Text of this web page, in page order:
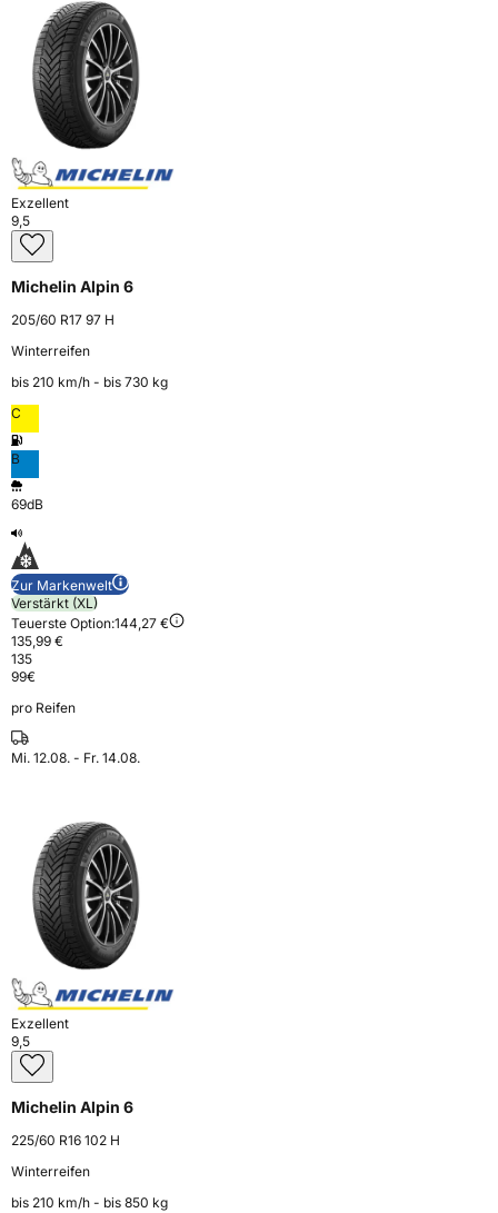
Exzellent
9,5
Michelin Alpin 6
205/60 R17 97 H
Winterreifen
bis 210 km⁠/⁠h - bis 730 kg
C
B
69dB
Zur Markenwelt
Verstärkt (XL)
Teuerste Option:144,27 €
135,99 €
135
99€
pro Reifen
Mi. 12.08. - Fr. 14.08.
Exzellent
9,5
Michelin Alpin 6
225/60 R16 102 H
Winterreifen
bis 210 km⁠/⁠h - bis 850 kg